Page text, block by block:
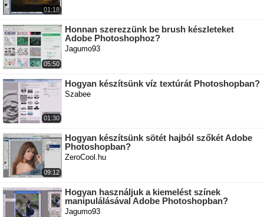
01:18
05:50
Honnan szerezzünk be brush készleteket
Adobe Photoshophoz?
Jagumo93
01:30
Hogyan készítsünk víz textúrát Photoshopban?
Szabee
09:12
Hogyan készítsünk sötét hajból szőkét Adobe
Photoshopban?
ZeroCool.hu
Hogyan használjuk a kiemelést színek
manipulálásával Adobe Photoshopban?
Jagumo93